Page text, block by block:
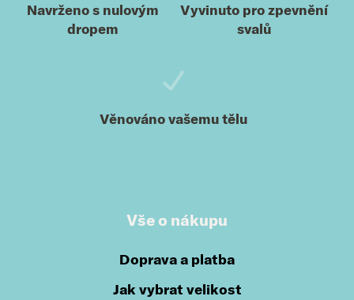
Navrženo s nulovým
dropem
Vyvinuto pro zpevnění
svalů
Věnováno vašemu tělu
Vše o nákupu
Doprava a platba
Jak vybrat velikost